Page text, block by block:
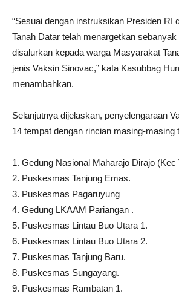
“Sesuai dengan instruksikan Presiden RI
Tanah Datar telah menargetkan
disalurkan kepada warga Masyarakat
jenis Vaksin Sinovac,” kata Kasubbag
menambahkan.
Selanjutnya dijelaskan, penyelengaraan
14 tempat dengan rincian masing-masing
1. Gedung Nasional Maharajo Dirajo (Kec
2. Puskesmas Tanjung Emas.
3. Puskesmas Pagaruyung
4. Gedung LKAAM Pariangan .
5. Puskesmas Lintau Buo Utara 1.
6. Puskesmas Lintau Buo Utara 2.
7. Puskesmas Tanjung Baru.
8. Puskesmas Sungayang.
9. Puskesmas Rambatan 1.